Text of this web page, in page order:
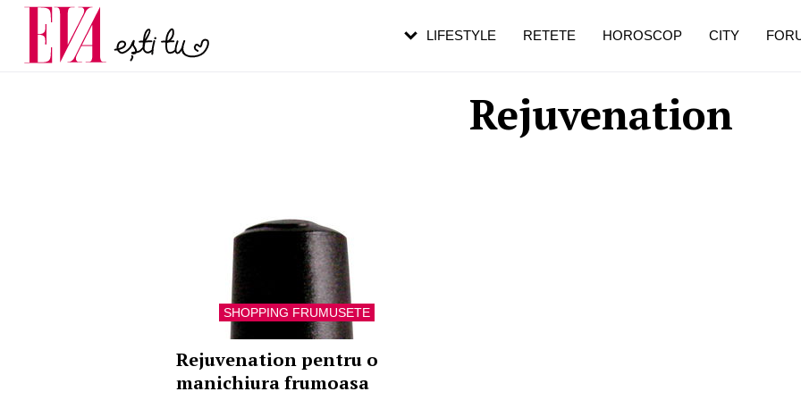
Rejuvenation
SHOPPING FRUMUSETE
Rejuvenation pentru o
manichiura frumoasa
LIFESTYLE RETETE HOROSCOP CITY
Carieră
Actualitate
pe măsură ce înaintezi în vârstă